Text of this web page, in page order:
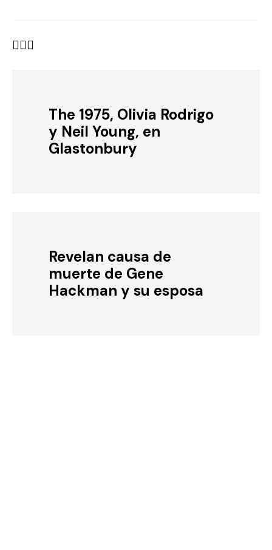
The 1975, Olivia Rodrigo
y Neil Young, en
Glastonbury
Revelan causa de
muerte de Gene
Hackman y su esposa